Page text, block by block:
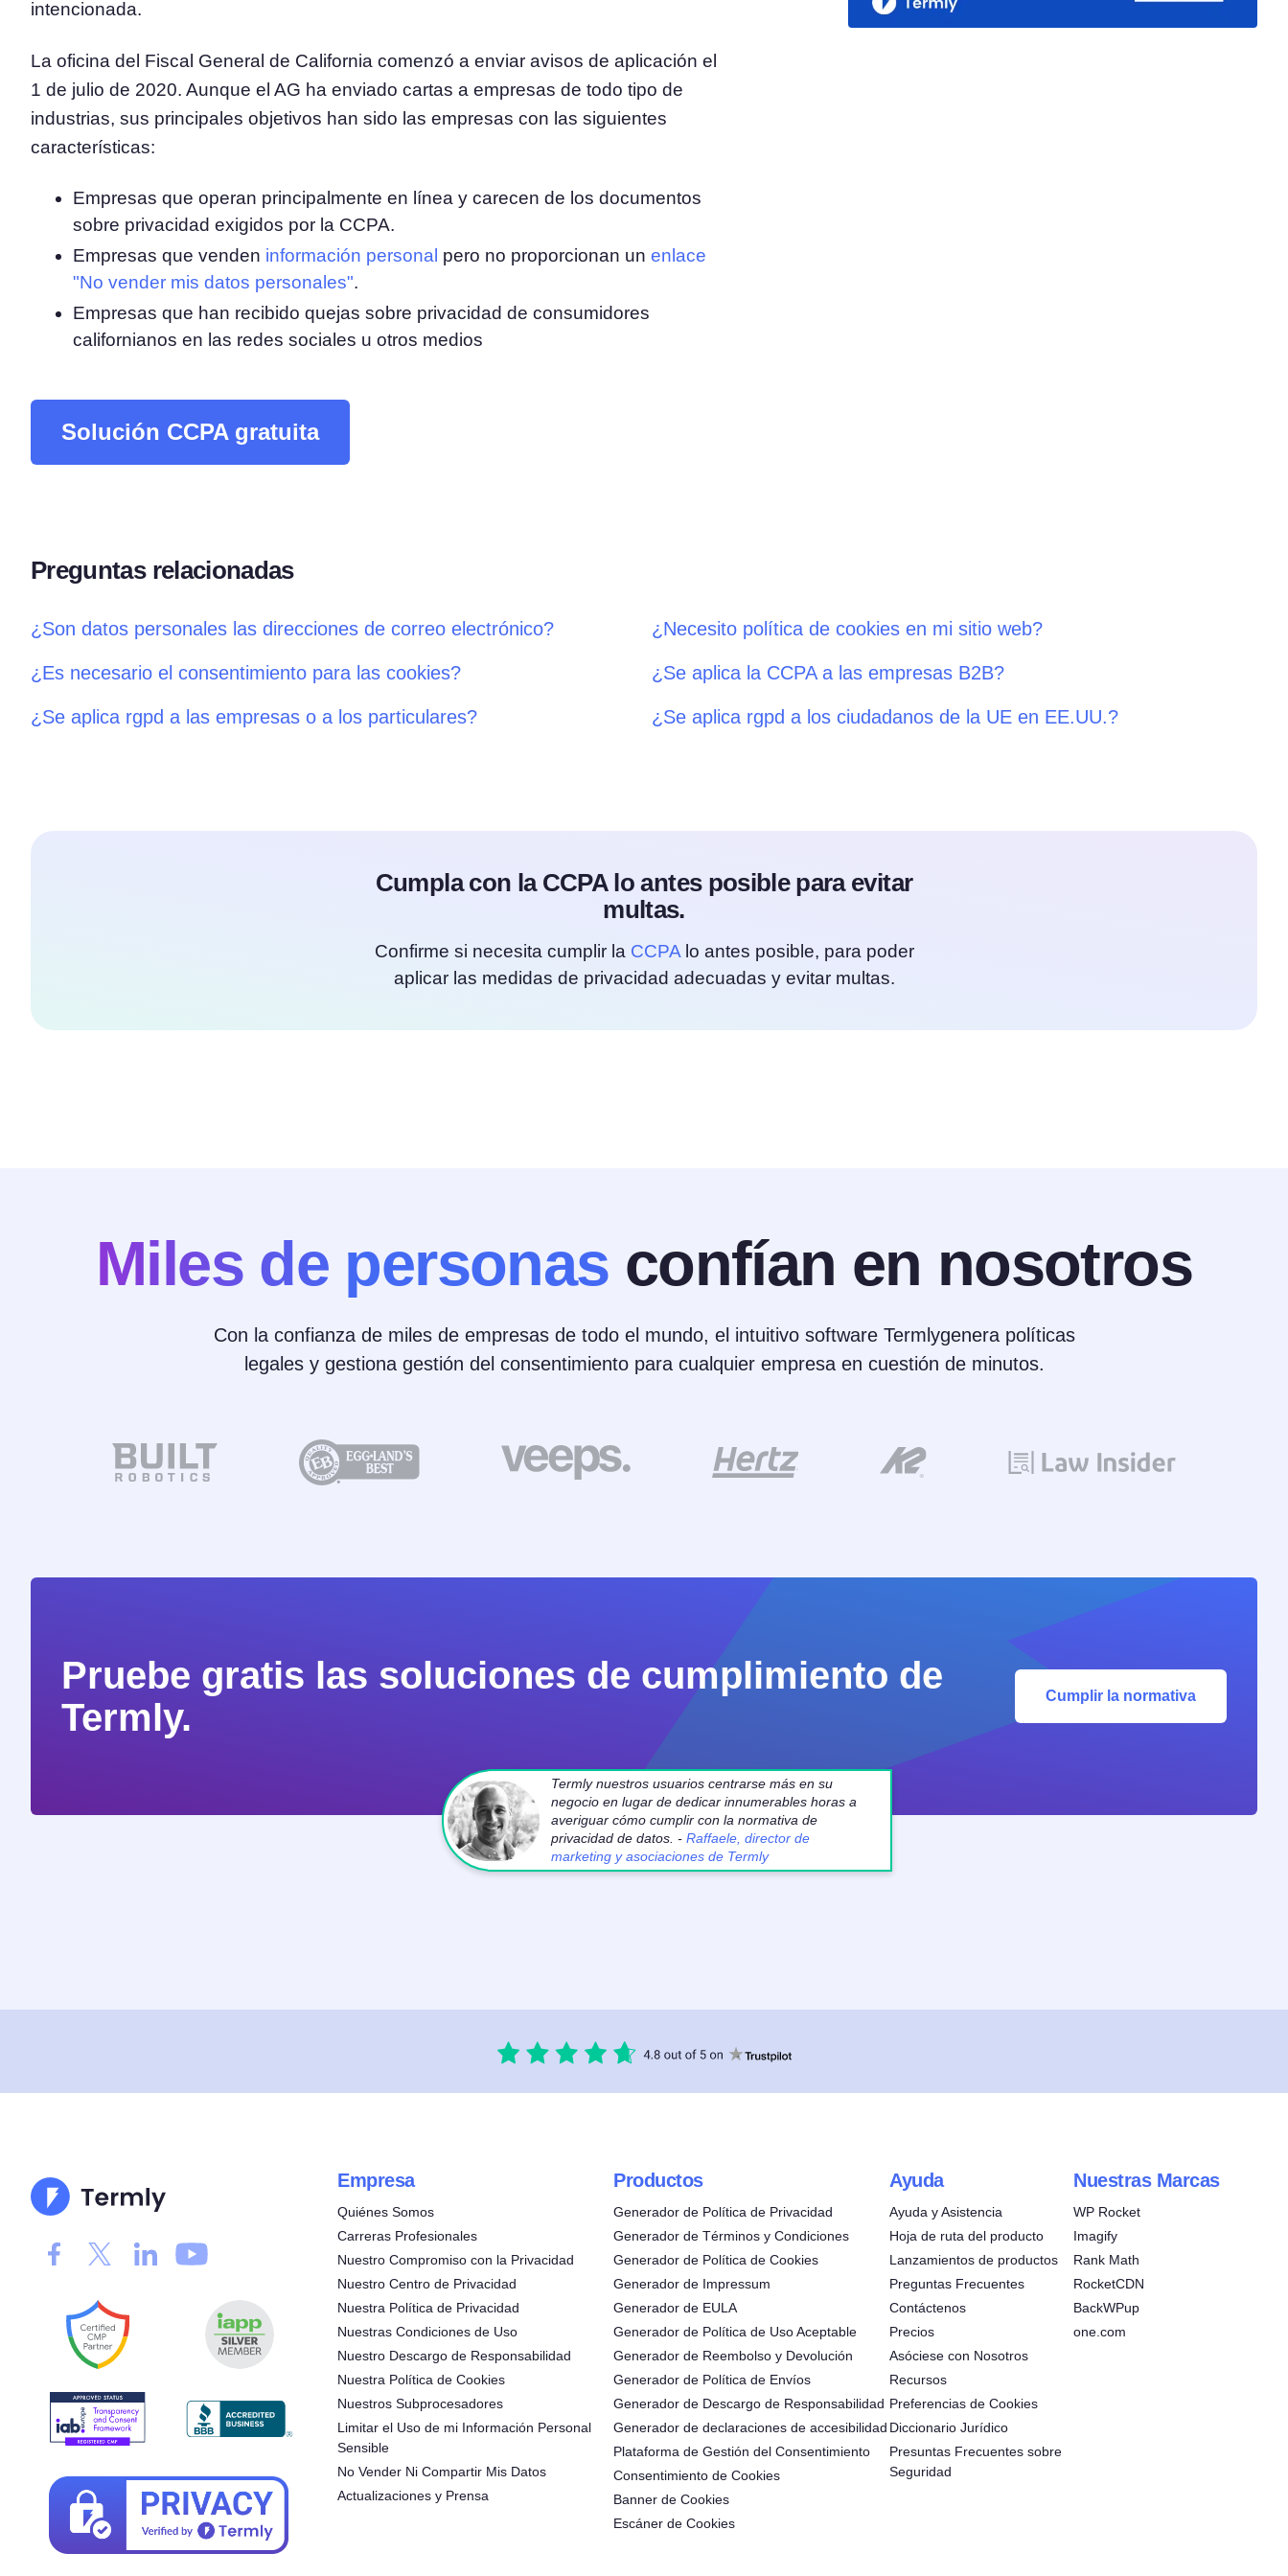
Consentimiento
Solución integral de gestión del consentimiento
Consentimiento de Cookies
Obtenga el consentimiento y gestione las
preferencias de cookies
Escáner de Cookies
Escanee y clasifique sus cookies
Generador de Banner de Cookies
Cree un banner de cookies acorde a la normativa
intencionada.
La oficina del Fiscal General de California comenzó a enviar avisos de aplicación el
1 de julio de 2020. Aunque el AG ha enviado cartas a empresas de todo tipo de
industrias, sus principales objetivos han sido las empresas con las siguientes
características:
Empresas que operan principalmente en línea y carecen de los documentos
sobre privacidad exigidos por la CCPA.
Empresas que venden información personal pero no proporcionan un enlace
"No vender mis datos personales".
Empresas que han recibido quejas sobre privacidad de consumidores
californianos en las redes sociales u otros medios
Solución CCPA gratuita
Preguntas relacionadas
¿Son datos personales las direcciones de correo electrónico? ¿Necesito política de cookies en mi sitio web?
¿Es necesario el consentimiento para las cookies? ¿Se aplica la CCPA a las empresas B2B?
¿Se aplica rgpd a las empresas o a los particulares? ¿Se aplica rgpd a los ciudadanos de la UE en EE.UU.?
Cumpla con la CCPA lo antes posible para evitar
multas.
Confirme si necesita cumplir la CCPAlo antes posible, para poder
aplicar las medidas de privacidad adecuadas y evitar multas.
Miles de personas confían en nosotros
Con la confianza de miles de empresas de todo el mundo, el intuitivo software Termlygenera políticas
legales y gestiona gestión del consentimiento para cualquier empresa en cuestión de minutos.
Pruebe gratis las soluciones de cumplimiento de
Termly.
Cumplir la normativa
Termly nuestros usuarios centrarse más en su
negocio en lugar de dedicar innumerables horas a
averiguar cómo cumplir con la normativa de
privacidad de datos. - Raffaele, director de
marketing y asociaciones de Termly
Empresa
Quiénes Somos
Carreras Profesionales
Nuestro Compromiso con la Privacidad
Nuestro Centro de Privacidad
Nuestra Política de Privacidad
Nuestras Condiciones de Uso
Nuestro Descargo de Responsabilidad
Nuestra Política de Cookies
Nuestros Subprocesadores
Limitar el Uso de mi Información Personal
Sensible
No Vender Ni Compartir Mis Datos
Actualizaciones y Prensa
Productos
Generador de Política de Privacidad
Generador de Términos y Condiciones
Generador de Política de Cookies
Generador de Impressum
Generador de EULA
Generador de Política de Uso Aceptable
Generador de Reembolso y Devolución
Generador de Política de Envíos
Generador de Descargo de Responsabilidad
Generador de declaraciones de accesibilidad
Plataforma de Gestión del Consentimiento
Consentimiento de Cookies
Banner de Cookies
Escáner de Cookies
Ayuda
Ayuda y Asistencia
Hoja de ruta del producto
Lanzamientos de productos
Preguntas Frecuentes
Contáctenos
Precios
Asóciese con Nosotros
Recursos
Preferencias de Cookies
Diccionario Jurídico
Presuntas Frecuentes sobre
Seguridad
Nuestras Marcas
WP Rocket
Imagify
Rank Math
RocketCDN
BackWPup
one.com